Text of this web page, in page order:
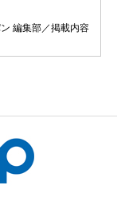
編集部／掲載内容